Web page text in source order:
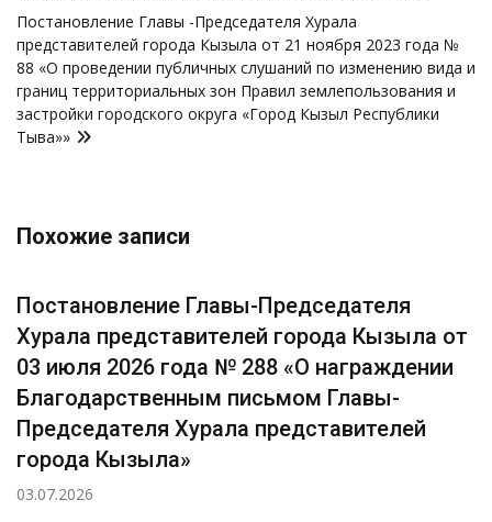
Постановление Главы -Председателя Хурала
представителей города Кызыла от 21 ноября 2023 года №
88 «О проведении публичных слушаний по изменению вида и
границ территориальных зон Правил землепользования и
застройки городского округа «Город Кызыл Республики
Тыва»»
Похожие записи
Постановление Главы-Председателя
Хурала представителей города Кызыла от
03 июля 2026 года № 288 «О награждении
Благодарственным письмом Главы-
Председателя Хурала представителей
города Кызыла»
03.07.2026